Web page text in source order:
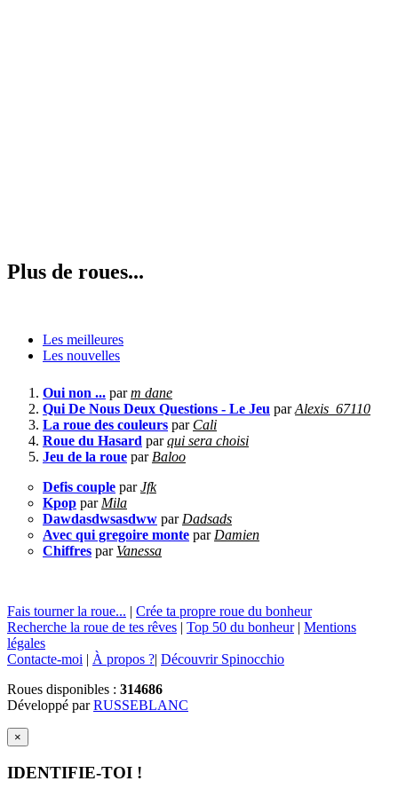
Plus de roues...
Les meilleures
Les nouvelles
Oui non ... parm dane
Qui De Nous Deux Questions - Le Jeu parAlexis_67110
La roue des couleurs par Cali
Roue du Hasard parqui sera choisi
Jeu de la roue par Baloo
Defis couple parJfk
Kpop par Mila
Dawdasdwsasdww par Dadsads
Avec qui gregoire monte par Damien
Chiffres par Vanessa
Fais tourner la roue... | Crée ta propre roue du bonheur
Recherche la roue de tes rêves | Top 50 du bonheur| Mentions
légales
Contacte-moi | À propos ?| Découvrir Spinocchio
Roues disponibles : 314686
Développé parRUSSEBLANC
×
IDENTIFIE-TOI !